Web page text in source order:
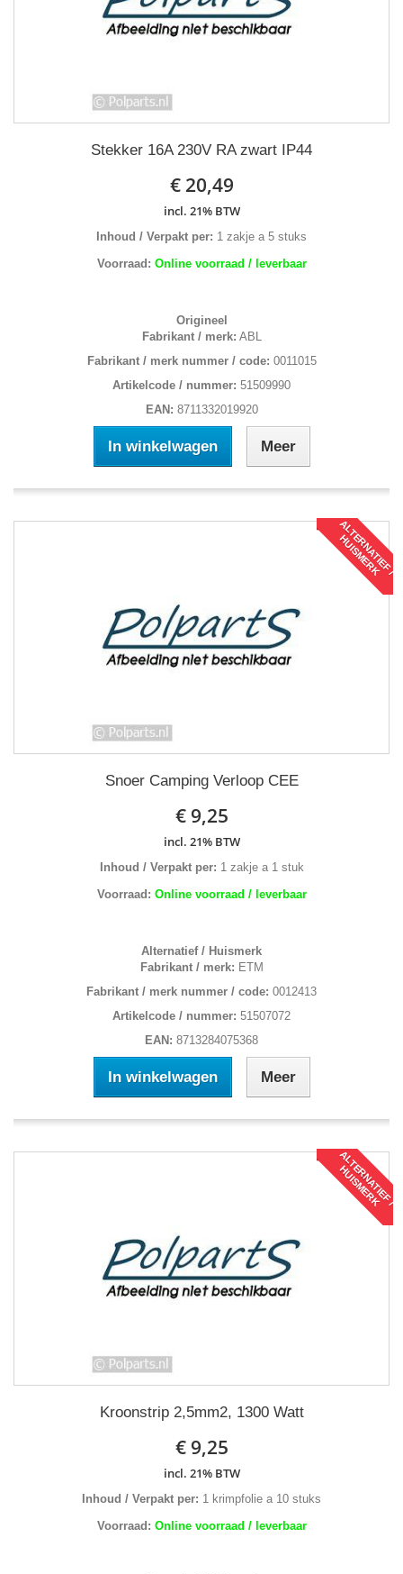
Stekker 16A 230V RA zwart IP44
€ 20,49
incl. 21% BTW
Inhoud / Verpakt per: 1 zakje a 5 stuks
Voorraad: Online voorraad / leverbaar
Origineel
Fabrikant / merk: ABL
Fabrikant / merk nummer / code: 0011015
Artikelcode / nummer: 51509990
EAN: 8711332019920
In winkelwagen Meer
A
L
T
E
R
N
A
T
I
E
F
/
H
U
I
S
M
E
R
K
Snoer Camping Verloop CEE
€ 9,25
incl. 21% BTW
Inhoud / Verpakt per: 1 zakje a 1 stuk
Voorraad: Online voorraad / leverbaar
Alternatief / Huismerk
Fabrikant / merk: ETM
Fabrikant / merk nummer / code: 0012413
Artikelcode / nummer: 51507072
EAN: 8713284075368
In winkelwagen Meer
A
L
T
E
R
N
A
T
I
E
F
/
H
U
I
S
M
E
R
K
Kroonstrip 2,5mm2, 1300 Watt
€ 9,25
incl. 21% BTW
Inhoud / Verpakt per: 1 krimpfolie a 10 stuks
Voorraad: Online voorraad / leverbaar